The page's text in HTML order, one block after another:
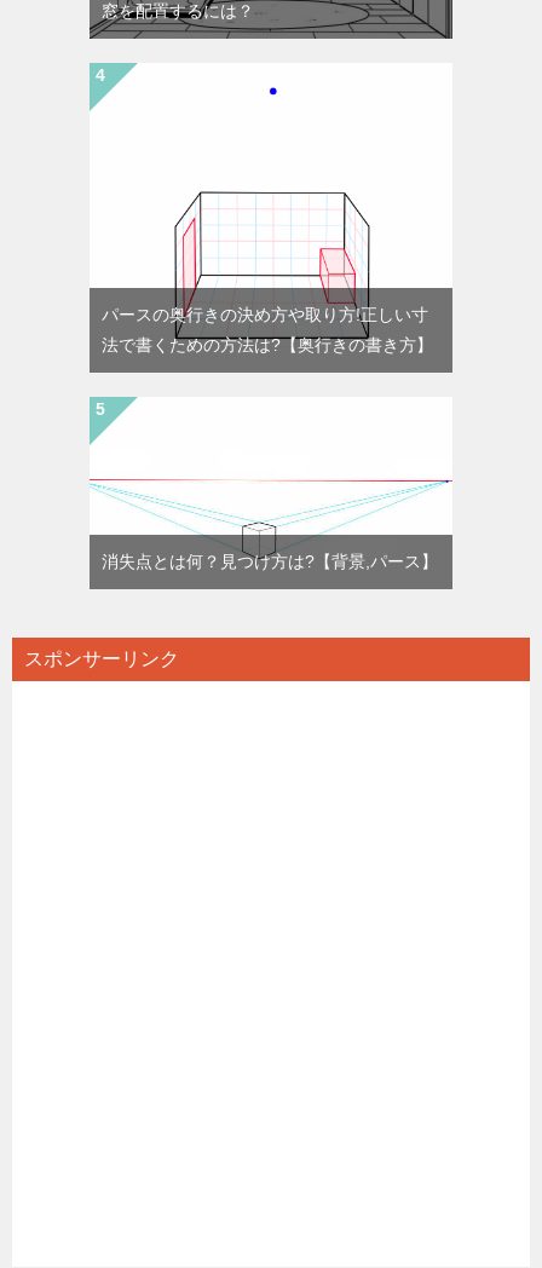
窓を配置するには？
パースの奥行きの決め方や取り方!正しい寸
法で書くための方法は?【奥行きの書き方】
消失点とは何？見つけ方は?【背景,パース】
スポンサーリンク